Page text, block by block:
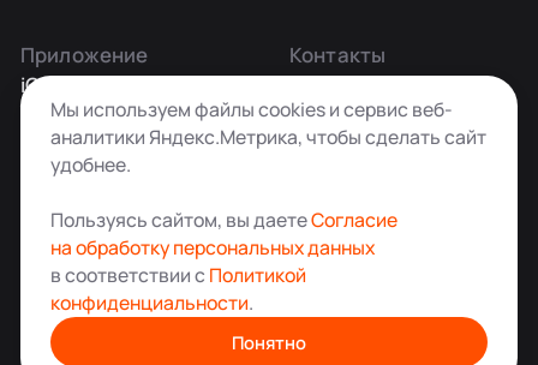
Приложение
iOS
Android
Контакты
Заказать звонок
+7 495 181-55-45
info@kladovkin.ru
Аренда склада для хранения вещей в Москве
© ООО «Кладовкин» 2026. Все права защищены
Мы используем файлы cookies и сервис веб-
аналитики Яндекс.Метрика, чтобы сделать сайт
удобнее.
Пользуясь сайтом, вы даетеСогласие
на обработку персональных данных
в соответствии с Политикой
конфиденциальности.
Понятно